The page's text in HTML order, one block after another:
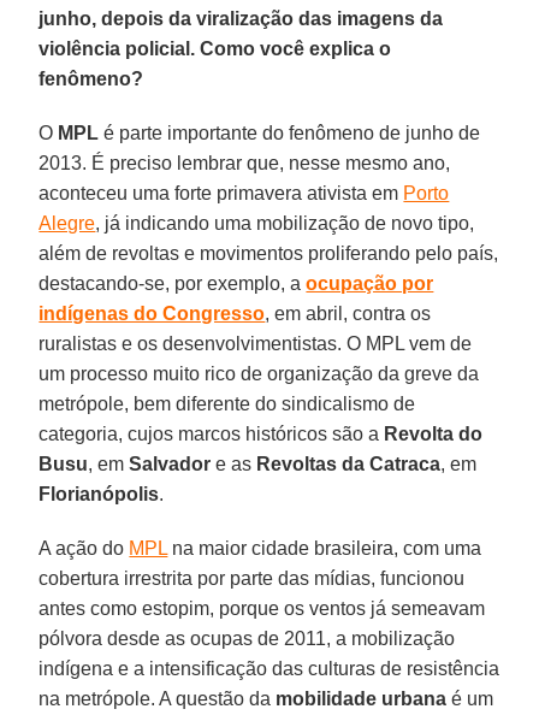
junho, depois da viralização das imagens da
violência policial. Como você explica o
fenômeno?
O MPL é parte importante do fenômeno de junho de
2013. É preciso lembrar que, nesse mesmo ano,
aconteceu uma forte primavera ativista em Porto
Alegre, já indicando uma mobilização de novo tipo,
além de revoltas e movimentos proliferando pelo país,
destacando-se, por exemplo, aocupação por
indígenas do Congresso, em abril, contra os
ruralistas e os desenvolvimentistas. O MPL vem de
um processo muito rico de organização da greve da
metrópole, bem diferente do sindicalismo de
categoria, cujos marcos históricos são a Revolta do
Busu, emSalvador e as Revoltas da Catraca, em
Florianópolis.
A ação do MPL na maior cidade brasileira, com uma
cobertura irrestrita por parte das mídias, funcionou
antes como estopim, porque os ventos já semeavam
pólvora desde as ocupas de 2011, a mobilização
indígena e a intensificação das culturas de resistência
na metrópole. A questão da mobilidade urbana é um